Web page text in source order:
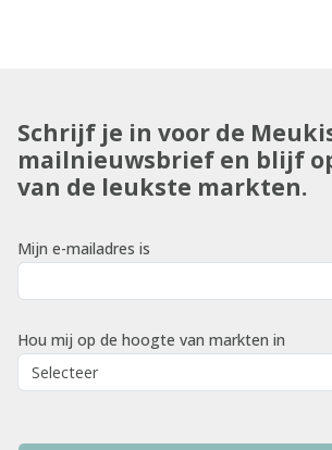
Schrijf je in voor de
mailnieuwsbrief en blijf
van de leukste markten.
Mijn e-mailadres is
Hou mij op de hoogte van markten in